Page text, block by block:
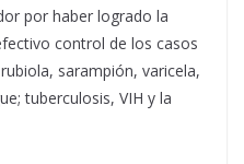
por haber logrado la
control de los casos
sarampión, varicela,
tuberculosis, VIH y la